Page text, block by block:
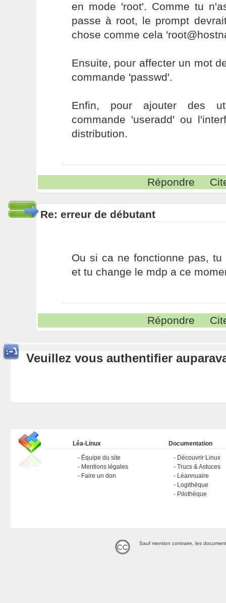
en mode 'root'. Comme tu
passe à root, le prompt
chose comme cela
Ensuite, pour affecter un mot
commande 'passwd'.
Enfin, pour ajouter des
commande 'useradd' ou
distribution.
Répondre
Re: erreur de débutant
Ou si ca ne fonctionne pas,
et tu change le mdp a ce
Répondre
Veuillez vous authentifier
Léa-Linux
Équipe du site
Mentions légales
Faire un don
Documentation
Découvrir Linux
Trucs & Astuces
Léannuaire
Logithèque
Pilothèque
Sauf mention contraire, les